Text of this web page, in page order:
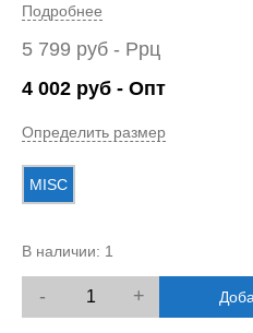
Подробнее
5 799 руб - Ррц
4 002 руб - Опт
Определить размер
MISC
В наличии: 1
- +